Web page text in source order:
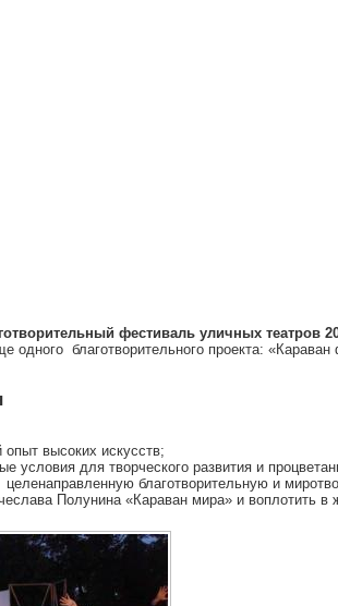
фестиваль уличных театров
одного благотворительного проекта:
опыт высоких искусств;
условия для творческого развития и
благотворительную и
Полунина «Караван мира» и воплотить в